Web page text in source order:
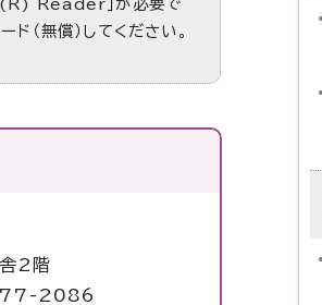
Reader」が必要で
（無償）してください。
2階
77-2086